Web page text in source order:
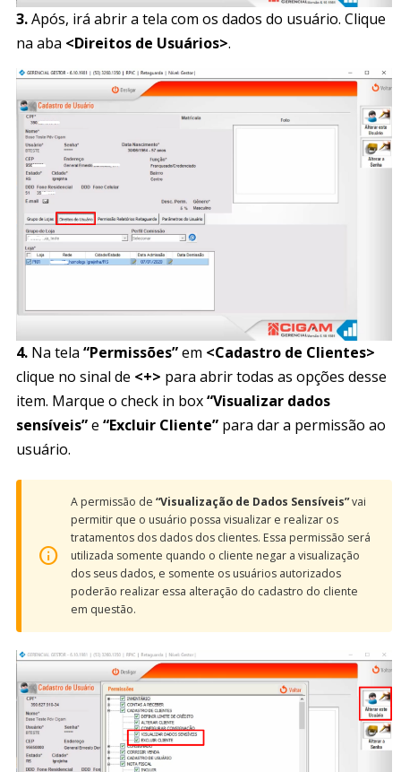
3.Após, irá abrir a tela com os dados do usuário. Clique
na aba <Direitos de Usuários>.
4. Na tela “Permissões”em <Cadastro de Clientes>
clique no sinal de <+> para abrir todas as opções desse
item. Marque o check in box“Visualizar dados
sensíveis”e “Excluir Cliente” para dar a permissão ao
usuário.
A permissão de “Visualização de Dados Sensíveis”vai
permitir que o usuário possa visualizar e realizar os
tratamentos dos dados dos clientes. Essa permissão será
utilizada somente quando o cliente negar a visualização
dos seus dados, e somente os usuários autorizados
poderão realizar essa alteração do cadastro do cliente
em questão.